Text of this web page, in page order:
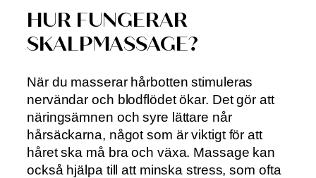
HUR FUNGERAR
SKALPMASSAGE?
När du masserar hårbotten stimuleras
nervändar och blodflödet ökar. Det gör att
näringsämnen och syre lättare når
hårsäckarna, något som är viktigt för att
håret ska må bra och växa. Massage kan
också hjälpa till att minska stress, som ofta